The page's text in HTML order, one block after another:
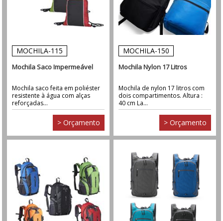
MOCHILA-115
Mochila Saco Impermeável
Mochila saco feita em poliéster
resistente à água com alças
reforçadas...
> Orçamento
MOCHILA-150
Mochila Nylon 17 Litros
Mochila de nylon 17 litros com
dois compartimentos. Altura :
40 cm La...
> Orçamento